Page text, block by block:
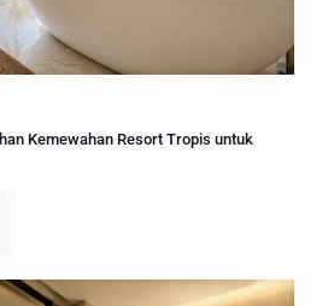
Kemewahan Resort Tropis untuk